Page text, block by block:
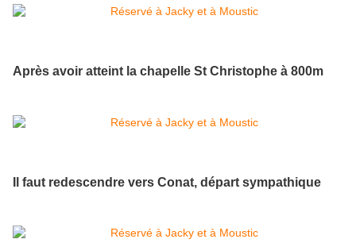
Après avoir atteint la chapelle St Christophe à 800m
Il faut redescendre vers Conat, départ sympathique